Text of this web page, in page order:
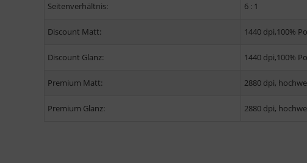
Seitenverhältnis: 6 : 1
Discount Matt: 1440 dpi,100%
Discount Glanz: 1440 dpi,100%
Premium Matt: 2880 dpi,
Premium Glanz: 2880 dpi,